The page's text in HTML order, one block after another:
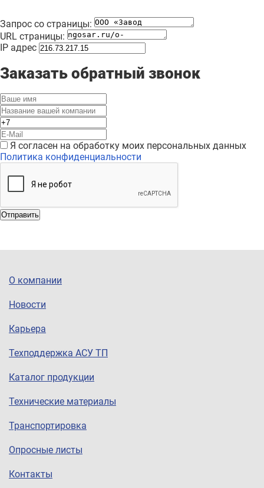
Запрос со страницы:
URL страницы:
IP адрес
Заказать обратный звонок
Я согласен на обработку моих персональных данных
Политика конфиденциальности
Отправить
О компании
Новости
Карьера
Техподдержка АСУ ТП
Каталог продукции
Технические материалы
Транспортировка
Опросные листы
Контакты